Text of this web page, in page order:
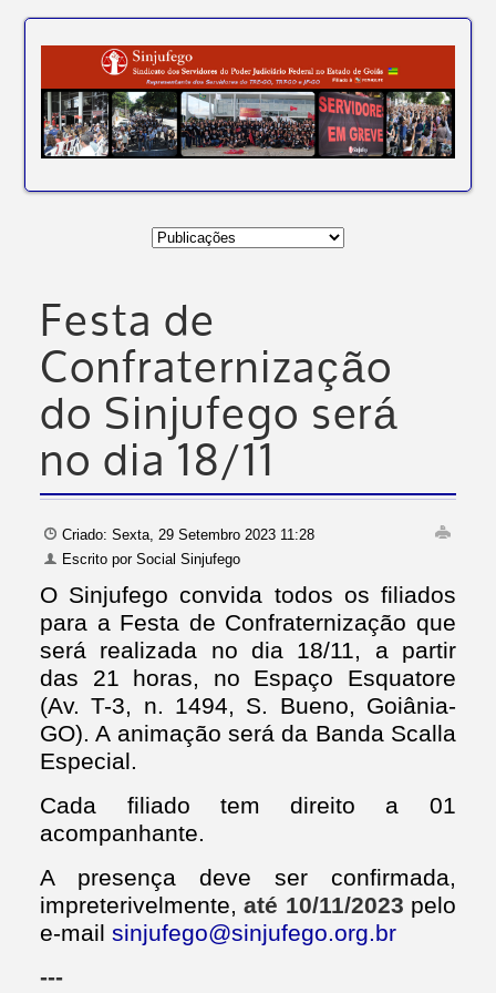
Festa de
Confraternização
do Sinjufego será
no dia 18/11
Criado: Sexta, 29 Setembro 2023 11:28
Escrito porSocial Sinjufego
O Sinjufego convida todos os filiados
para a Festa de Confraternização que
será realizada no dia 18/11, a partir
das 21 horas, no Espaço Esquatore
(Av. T-3, n. 1494, S. Bueno, Goiânia-
GO). A animação será da Banda Scalla
Especial.
Cada filiado tem direito a 01
acompanhante.
A presença deve ser confirmada,
impreterivelmente,até 10/11/2023 pelo
e-mailsinjufego@sinjufego.org.br
---